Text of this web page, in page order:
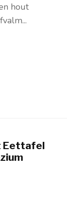
hout
Eettafel